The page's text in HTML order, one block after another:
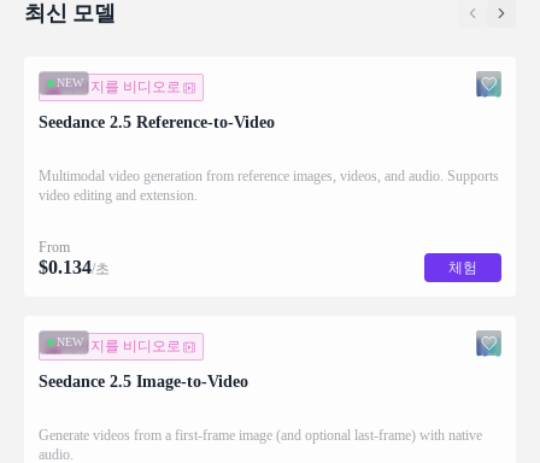
최신 모델
NEW
이미지를 비디오로
Seedance 2.5 Reference-to-Video
Multimodal video generation from reference images, videos, and audio. Supports
video editing and extension.
From
$0.134/초 체험
NEW
이미지를 비디오로
Seedance 2.5 Image-to-Video
Generate videos from a first-frame image (and optional last-frame) with native
audio.